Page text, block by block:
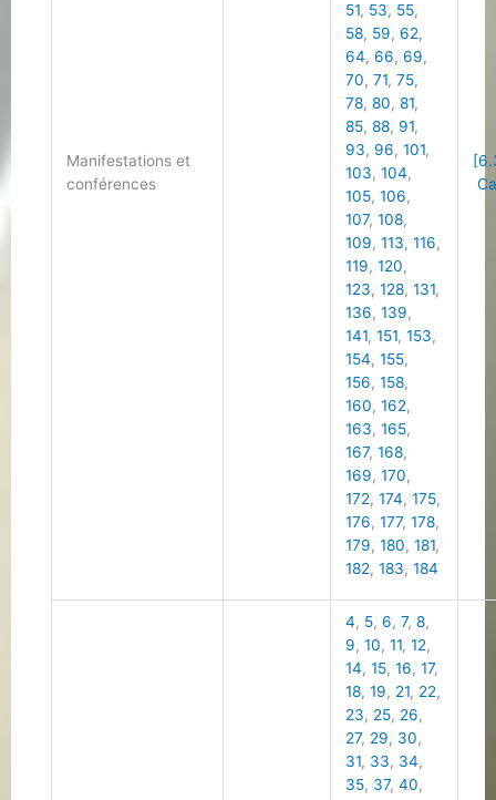
Manifestations et
conférences
51, 53, 55,
58, 59,62,
64,66,69,
70,71,75,
78,80,81,
85,88, 91,
93, 96,101,
103,104,
105,106,
107,108,
109,113,116,
119,120,
123,128,131,
136,139,
141,151,153,
154,155,
156,158,
160,162,
163,165,
167,168,
169,170,
172,174,175,
176,177,178,
179,180,181,
182,183,184
4, 5,6,7,8,
9,10,11,12,
14,15,16,17,
18,19, 21, 22,
23, 25, 26,
27, 29, 30,
31, 33, 34,
35, 37,40,